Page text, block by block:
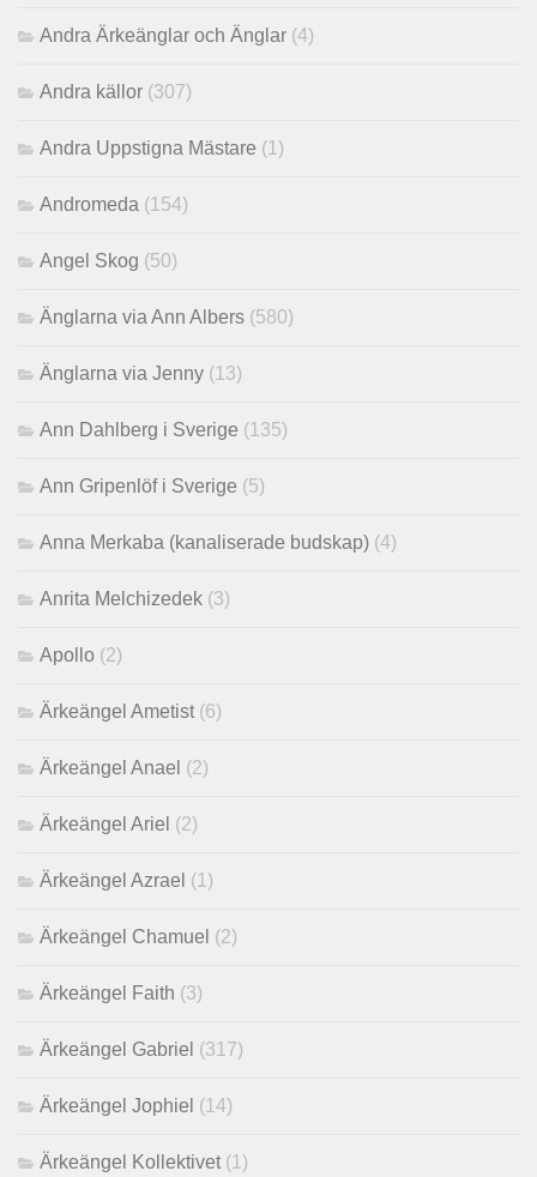
Andra Ärkeänglar och Änglar (4)
Andra källor (307)
Andra Uppstigna Mästare (1)
Andromeda (154)
Angel Skog (50)
Änglarna via Ann Albers (580)
Änglarna via Jenny (13)
Ann Dahlberg i Sverige (135)
Ann Gripenlöf i Sverige (5)
Anna Merkaba (kanaliserade budskap) (4)
Anrita Melchizedek (3)
Apollo (2)
Ärkeängel Ametist (6)
Ärkeängel Anael (2)
Ärkeängel Ariel (2)
Ärkeängel Azrael (1)
Ärkeängel Chamuel (2)
Ärkeängel Faith (3)
Ärkeängel Gabriel (317)
Ärkeängel Jophiel (14)
Ärkeängel Kollektivet (1)